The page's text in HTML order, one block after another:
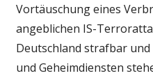
Vortäuschung eines
angeblichen IS-
Deutschland strafbar
und Geheimdiensten